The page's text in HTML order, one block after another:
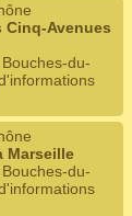
Cinq-Avenues
du-
Marseille
du-